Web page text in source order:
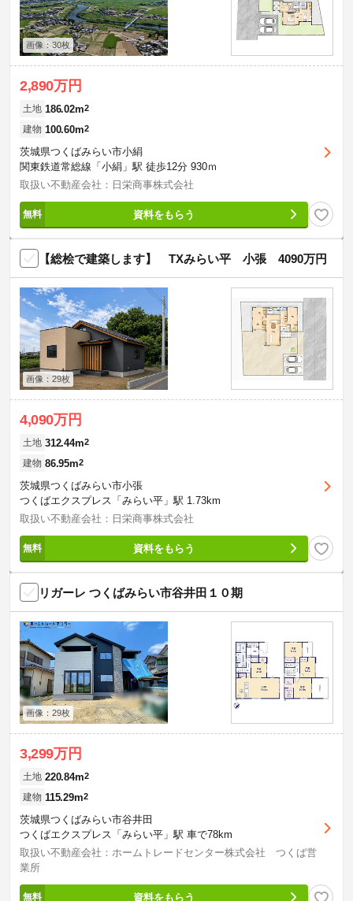
画像：30枚
2,890万円
土地 186.02m2
建物 100.60m2
茨城県つくばみらい市小絹
関東鉄道常総線「小絹」駅 徒歩12分 930ｍ
取扱い不動産会社：日栄商事株式会社
資料をもらう
【総桧で建築します】 TXみらい平 小張 4090万円
画像：29枚
4,090万円
土地 312.44m2
建物 86.95m2
茨城県つくばみらい市小張
つくばエクスプレス「みらい平」駅 1.73km
取扱い不動産会社：日栄商事株式会社
資料をもらう
リガーレ つくばみらい市谷井田１０期
画像：29枚
3,299万円
土地 220.84m2
建物 115.29m2
茨城県つくばみらい市谷井田
つくばエクスプレス「みらい平」駅 車で78km
取扱い不動産会社：ホームトレードセンター株式会社 つくば営
業所
資料をもらう